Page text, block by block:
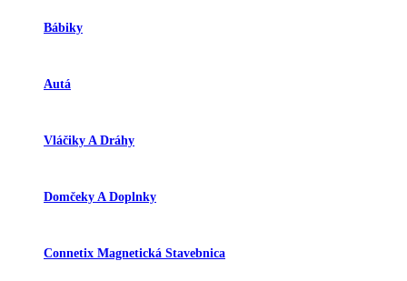
Bábiky
Autá
Vláčiky A Dráhy
Domčeky A Doplnky
Connetix Magnetická Stavebnica